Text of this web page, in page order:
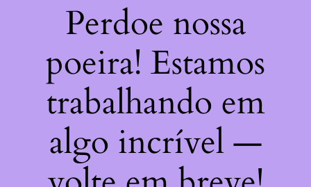
Perdoe nossa
poeira! Estamos
trabalhando em
algo incrível —